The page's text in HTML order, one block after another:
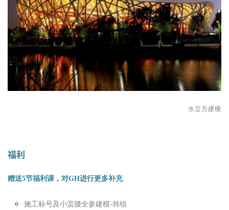
水立方建模
福利
赠送5节福利课，对GH进行更多补充
施工标号及小蛮腰全参建模-韩锐